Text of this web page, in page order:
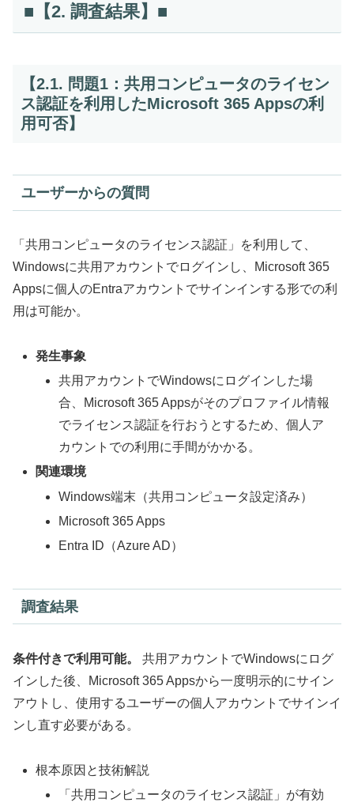
■【2. 調査結果】■
【2.1. 問題1：共用コンピュータのライセン
ス認証を利用したMicrosoft 365 Appsの利
用可否】
ユーザーからの質問
「共用コンピュータのライセンス認証」を利用して、
Windowsに共用アカウントでログインし、Microsoft 365
Appsに個人のEntraアカウントでサインインする形での利
用は可能か。
発生事象
共用アカウントでWindowsにログインした場
合、Microsoft 365 Appsがそのプロファイル情報
でライセンス認証を行おうとするため、個人ア
カウントでの利用に手間がかかる。
関連環境
Windows端末（共用コンピュータ設定済み）
Microsoft 365 Apps
Entra ID（Azure AD）
調査結果
条件付きで利用可能。
共用アカウントでWindowsにログ
インした後、Microsoft 365 Appsから一度明示的にサイン
アウトし、使用するユーザーの個人アカウントでサインイ
ンし直す必要がある。
根本原因と技術解説
「共用コンピュータのライセンス認証」が有効